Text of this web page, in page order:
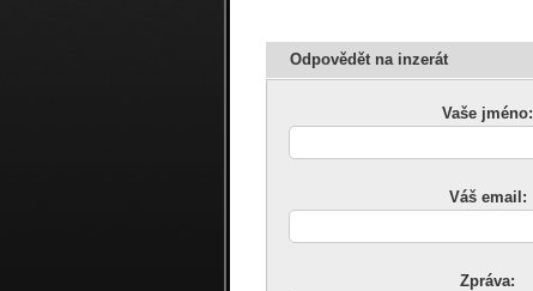
Odpovědět na inzerát
Vaše jméno:
Váš email:
Zpráva: